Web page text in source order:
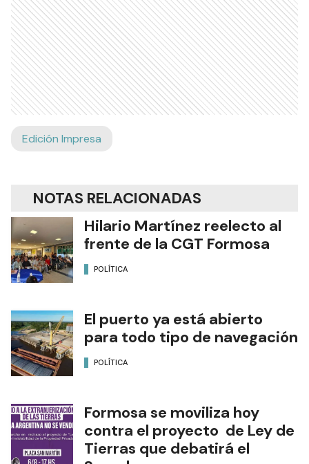
Edición Impresa
NOTAS RELACIONADAS
Hilario Martínez reelecto al
frente de la CGT Formosa
POLÍTICA
El puerto ya está abierto
para todo tipo de navegación
POLÍTICA
Formosa se moviliza hoy
contra el proyecto de Ley de
Tierras que debatirá el